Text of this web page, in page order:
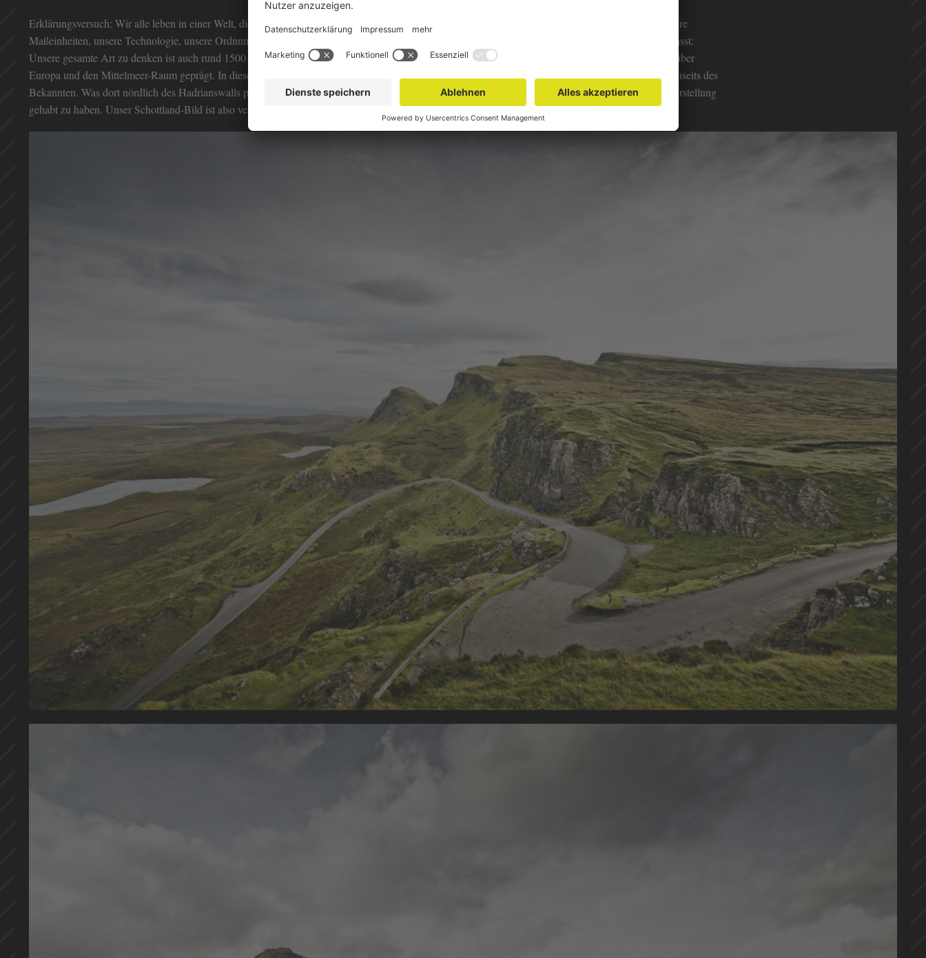
Erklärungsversuch: Wir alle leben in einer Welt, die vom Geist des römischen Imperiums durchdrungen ist, unsere Sprache, unsere Wissenschaft, unsere
Maßeinheiten, unsere Technologie, unsere Ordnung, unsere Technologie, unsere Politik, unser Militär, unsere Zivilisation, unsere Religion – kurz gefasst:
Unsere gesamte Art zu denken ist auch rund 1500 Jahre später immer noch schockierend intensiv von einem guten Jahrtausend römischer Herrschaft über
Europa und den Mittelmeer-Raum geprägt. In diesem unterbewussten Koordinatensystem ist Schottland nach wie vor diese geheimnisvolle Gegend jenseits des
Bekannten. Was dort nördlich des Hadrianswalls passierte, hat jahrhundertelang Mythen gefüttert und Vorurteile genährt, ohne je eine Chance auf Klarstellung
gehabt zu haben. Unser Schottland-Bild ist also verzerrt, weil bereits die Brille nicht stimmt, durch die wir den Norden Großbritanniens sehen.